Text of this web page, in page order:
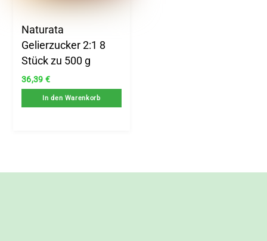
Naturata
Gelierzucker 2:1 8
Stück zu 500 g
36,39 €
In den Warenkorb